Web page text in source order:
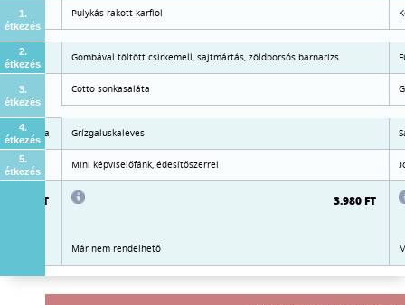
1.
étkezés
Pulykás rakott karfiol
2.
étkezés
Gombával töltött csirkemell, sajtmártás, zöldborsós barnarizs
3.
étkezés
párolt Cotto sonkasaláta
4.
étkezés
saláta Grízgaluskaleves
5.
étkezés
Mini képviselőfánk, édesítőszerrel
3.980 FT 3.980 FT
Már nem rendelhető